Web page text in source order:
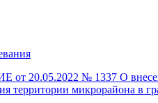
20.05.2022 № 1337 О
территории микрорайона в